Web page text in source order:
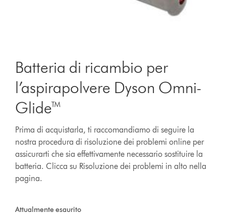
Batteria di ricambio per
l’aspirapolvere Dyson Omni-
Glide™
Prima di acquistarla, ti raccomandiamo di seguire la
nostra procedura di risoluzione dei problemi online per
assicurarti che sia effettivamente necessario sostituire la
batteria. Clicca su Risoluzione dei problemi in alto nella
pagina.
Attualmente esaurito